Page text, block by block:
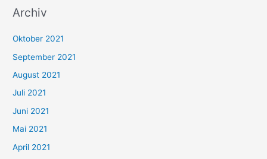
c
n
n
a
c
h
:
Archiv
Oktober 2021
September 2021
August 2021
Juli 2021
Juni 2021
Mai 2021
April 2021